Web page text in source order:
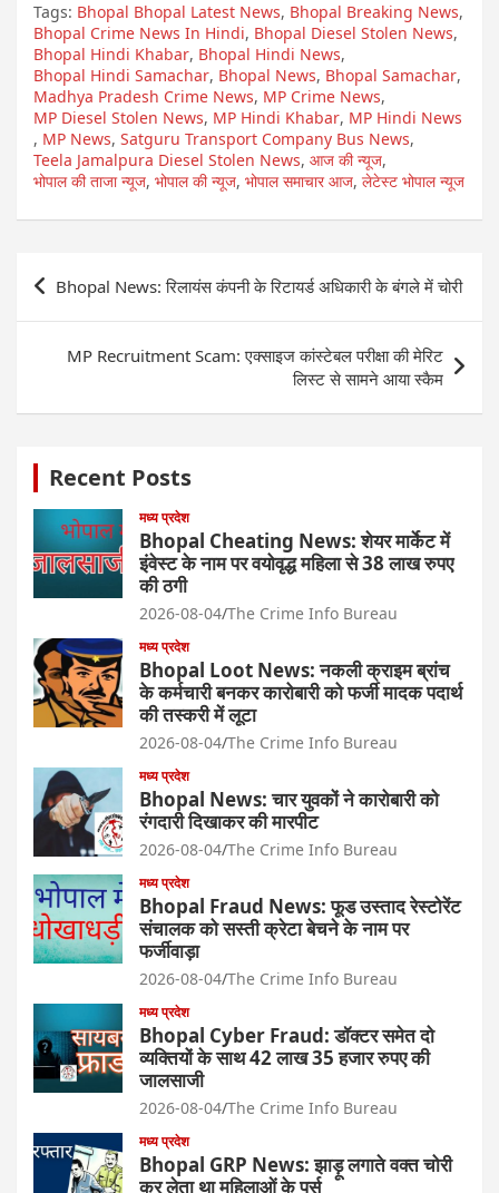
Tags: Bhopal Bhopal Latest News, Bhopal Breaking News,
Bhopal Crime News In Hindi, Bhopal Diesel Stolen News,
Bhopal Hindi Khabar, Bhopal Hindi News,
Bhopal Hindi Samachar, Bhopal News, Bhopal Samachar,
Madhya Pradesh Crime News, MP Crime News,
MP Diesel Stolen News, MP Hindi Khabar, MP Hindi News
, MP News, Satguru Transport Company Bus News,
Teela Jamalpura Diesel Stolen News, आज की न्यूज,
भोपाल की ताजा न्यूज, भोपाल की न्यूज, भोपाल समाचार आज, लेटेस्ट भोपाल न्यूज
Post
navigation
Bhopal News: रिलायंस कंपनी के रिटायर्ड अधिकारी के बंगले में चोरी
MP Recruitment Scam: एक्साइज कांस्टेबल परीक्षा की मेरिट
लिस्ट से सामने आया स्कैम
Recent Posts
मध्य प्रदेश
Bhopal Cheating News: शेयर मार्केट में
इंवेस्ट के नाम पर वयोवृद्ध महिला से 38 लाख रुपए
की ठगी
2026-08-04 The Crime Info Bureau
मध्य प्रदेश
Bhopal Loot News: नकली क्राइम ब्रांच
के कर्मचारी बनकर कारोबारी को फर्जी मादक पदार्थ
की तस्करी में लूटा
2026-08-04 The Crime Info Bureau
मध्य प्रदेश
Bhopal News: चार युवकों ने कारोबारी को
रंगदारी दिखाकर की मारपीट
2026-08-04 The Crime Info Bureau
मध्य प्रदेश
Bhopal Fraud News: फूड उस्ताद रेस्टोरेंट
संचालक को सस्ती क्रेटा बेचने के नाम पर
फर्जीवाड़ा
2026-08-04 The Crime Info Bureau
मध्य प्रदेश
Bhopal Cyber Fraud: डॉक्टर समेत दो
व्यक्तियों के साथ 42 लाख 35 हजार रुपए की
जालसाजी
2026-08-04 The Crime Info Bureau
मध्य प्रदेश
Bhopal GRP News: झाड़ू लगाते वक्त चोरी
कर लेता था महिलाओं के पर्स